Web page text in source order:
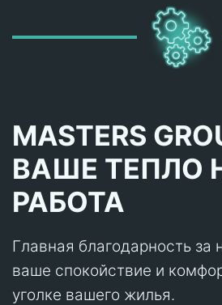
MASTERS
ВАШЕ ТЕПЛО
РАБОТА
Главная благодарность за
ваше спокойствие и
уголке вашего жилья.